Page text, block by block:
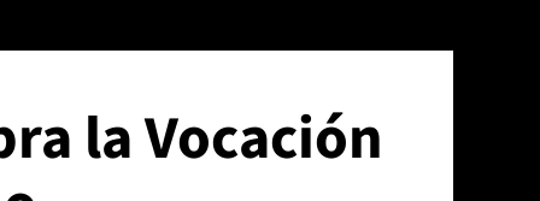
la Vocación